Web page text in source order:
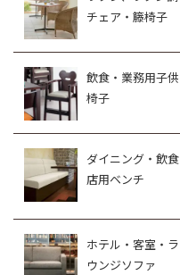
チェア・籐椅子
飲食・業務用子供
椅子
ダイニング・飲食
店用ベンチ
ホテル・客室・ラ
ウンジソファ